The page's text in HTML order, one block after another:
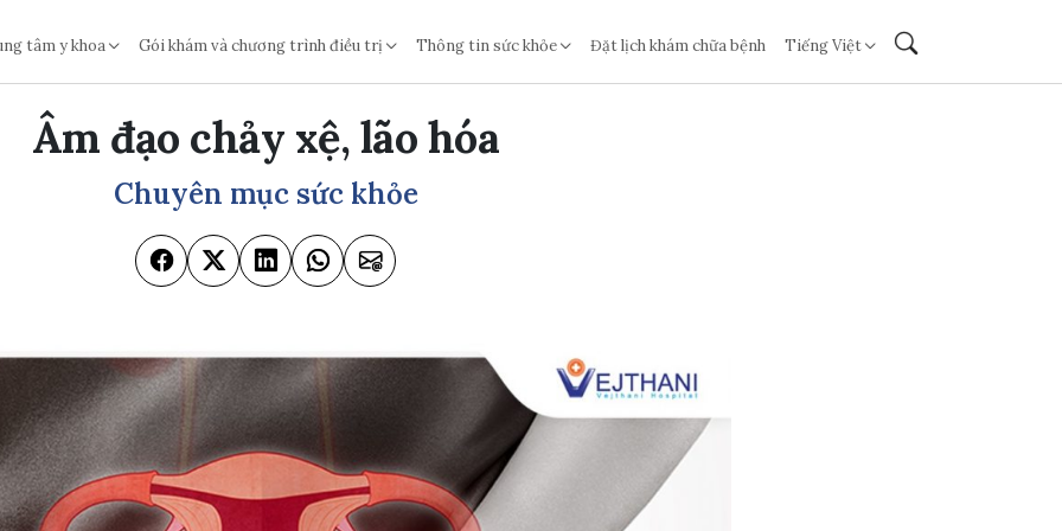
tâm y khoa Gói khám và chương trình điều trị Thông tin sức khỏe Đặt lịch khám chữa bệnh Tiếng Việt
Âm đạo chảy xệ, lão hóa
Chuyên mục sức khỏe